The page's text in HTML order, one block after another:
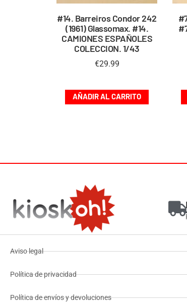
#14. Barreiros Condor 242
(1961) Glassomax. #14.
CAMIONES ESPAÑOLES
COLECCION. 1/43
€29.99
AÑADIR AL CARRITO
Aviso legal
Política de privacidad
Política de envíos y devoluciones